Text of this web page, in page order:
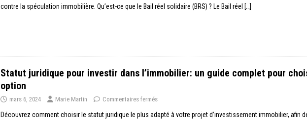
contre la spéculation immobilière. Qu’est-ce que le Bail réel solidaire (BRS) ? Le Bail réel […]
Statut juridique pour investir dans l’immobilier: un guide complet pour
option
mars 6, 2024 Marie Martin Commentaires fermés
Découvrez comment choisir le statut juridique le plus adapté à votre projet d’investissement immobilier, afin